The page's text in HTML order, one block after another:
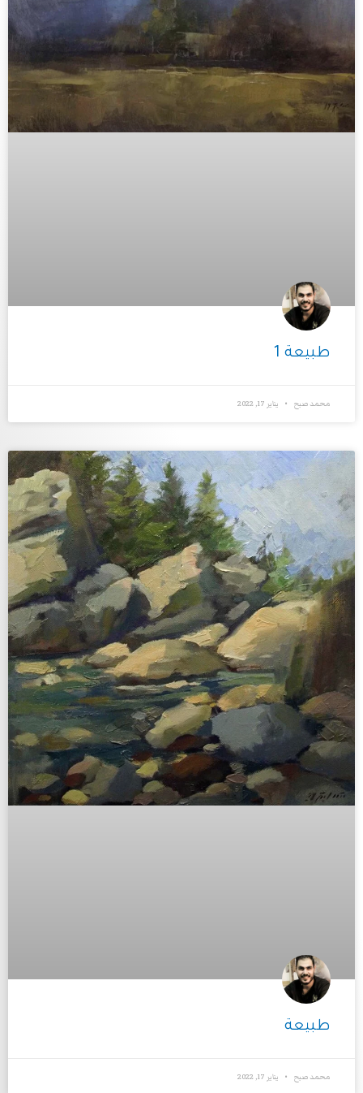
طبيعة 1
محمد صبح يناير 17, 2022
طبيعة
محمد صبح يناير 17, 2022